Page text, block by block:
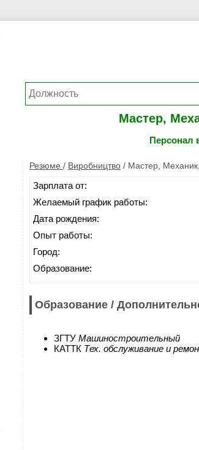
Мастер,
Персонал
Резюме / Виробництво / Мастер,
Зарплата от:
Желаемый график работы:
Дата рождения:
Опыт работы:
Город:
Образование:
Образование /
ЗГТУ Машиностроительный
КАТТК Тех. обслуживание и